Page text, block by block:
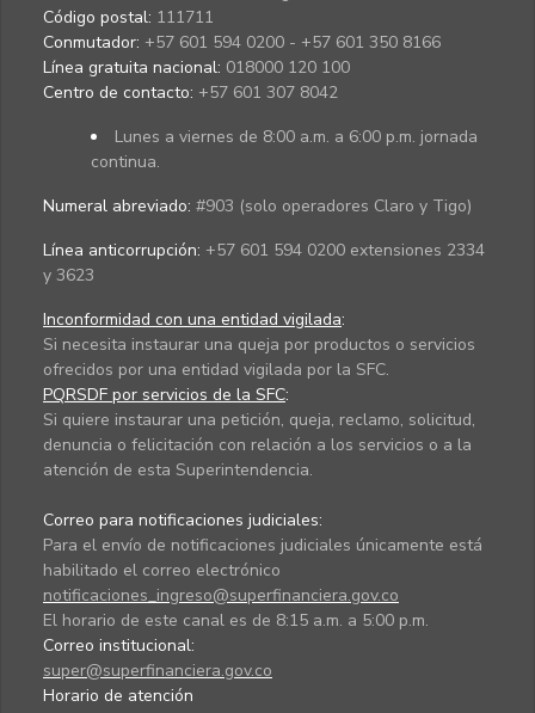
Código postal: 111711
Conmutador: +57 601 594 0200 - +57 601 350 8166
Línea gratuita nacional: 018000 120 100
Centro de contacto: +57 601 307 8042
Lunes a viernes de 8:00 a.m. a 6:00 p.m. jornada
continua.
Numeral abreviado: #903 (solo operadores Claro y Tigo)
Línea anticorrupción: +57 601 594 0200 extensiones 2334
y 3623
Inconformidad con una entidad vigilada:
Si necesita instaurar una queja por productos o servicios
ofrecidos por una entidad vigilada por la SFC.
PQRSDF por servicios de la SFC:
Si quiere instaurar una petición, queja, reclamo, solicitud,
denuncia o felicitación con relación a los servicios o a la
atención de esta Superintendencia.
Correo para notificaciones judiciales:
Para el envío de notificaciones judiciales únicamente está
habilitado el correo electrónico
notificaciones_ingreso@superfinanciera.gov.co
El horario de este canal es de 8:15 a.m. a 5:00 p.m.
Correo institucional:
super@superfinanciera.gov.co
Horario de atención